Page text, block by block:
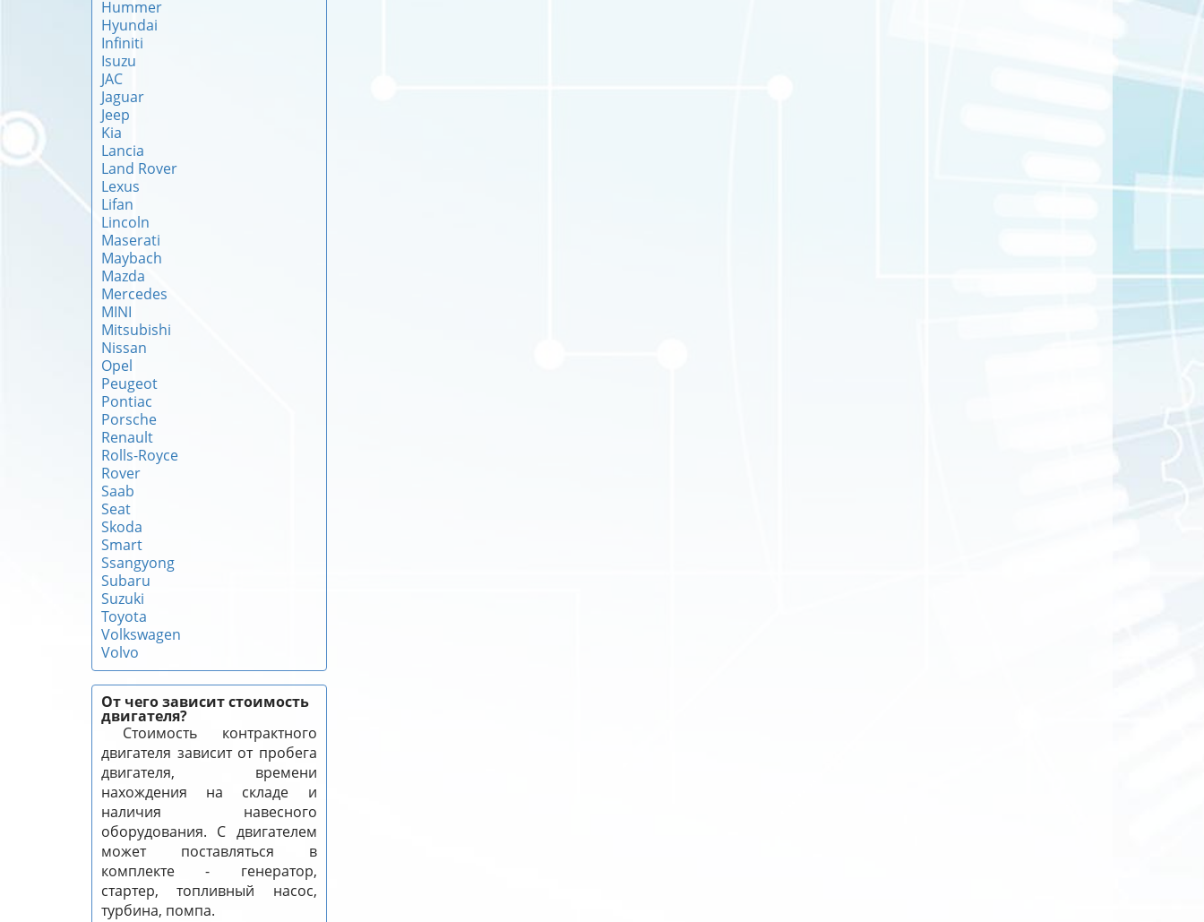
Hummer
Hyundai
Infiniti
Isuzu
JAC
Jaguar
Jeep
Kia
Lancia
Land Rover
Lexus
Lifan
Lincoln
Maserati
Maybach
Mazda
Mercedes
MINI
Mitsubishi
Nissan
Opel
Peugeot
Pontiac
Porsche
Renault
Rolls-Royce
Rover
Saab
Seat
Skoda
Smart
Ssangyong
Subaru
Suzuki
Toyota
Volkswagen
Volvo
От чего зависит стоимость
двигателя?
Стоимость контрактного
двигателя зависит от пробега
двигателя, времени
нахождения на складе и
наличия навесного
оборудования. С двигателем
может поставляться в
комплекте - генератор,
стартер, топливный насос,
турбина, помпа.